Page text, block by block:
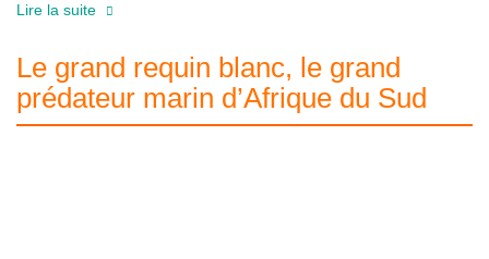
Lire la suite
Le grand requin blanc, le grand
prédateur marin d’Afrique du Sud